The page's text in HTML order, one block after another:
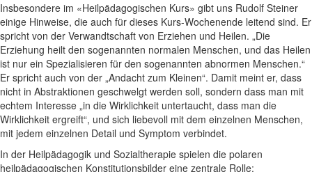
Insbesondere im «Heilpädagogischen Kurs» gibt uns Rudolf Steiner
einige Hinweise, die auch für dieses Kurs-Wochenende leitend sind. Er
spricht von der Verwandtschaft von Erziehen und Heilen. „Die
Erziehung heilt den sogenannten normalen Menschen, und das Heilen
ist nur ein Spezialisieren für den sogenannten abnormen Menschen.“
Er spricht auch von der „Andacht zum Kleinen“. Damit meint er, dass
nicht in Abstraktionen geschwelgt werden soll, sondern dass man mit
echtem Interesse „in die Wirklichkeit untertaucht, dass man die
Wirklichkeit ergreift“, und sich liebevoll mit dem einzelnen Menschen,
mit jedem einzelnen Detail und Symptom verbindet.
In der Heilpädagogik und Sozialtherapie spielen die polaren
heilpädagogischen Konstitutionsbilder eine zentrale Rolle: